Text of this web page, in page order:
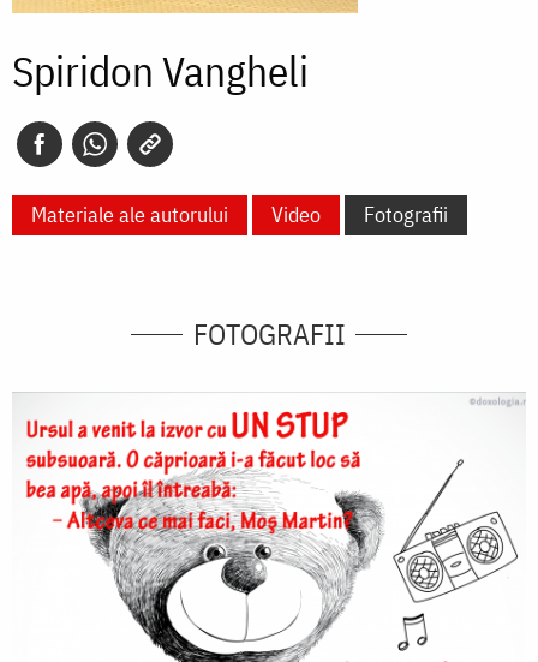
Spiridon Vangheli
Materiale ale autorului Video Fotografii
FOTOGRAFII